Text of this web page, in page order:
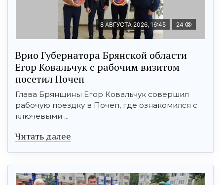
8 АВГУСТА 2026, 16:45 24
Врио Губернатора Брянской области
Егор Ковальчук с рабочим визитом
посетил Почеп
Глава Брянщины Егор Ковальчук совершил
рабочую поездку в Почеп, где ознакомился с
ключевыми ...
Читать далее